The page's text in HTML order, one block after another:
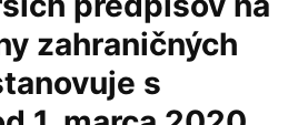
zahraničných
s